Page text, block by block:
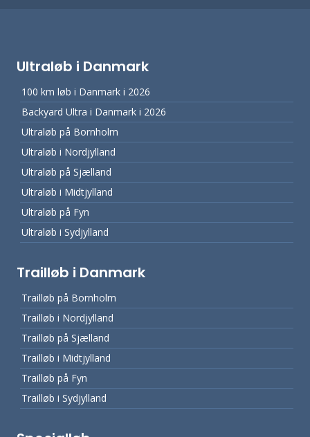
Ultraløb i Danmark
100 km løb i Danmark i 2026
Backyard Ultra i Danmark i 2026
Ultraløb på Bornholm
Ultraløb i Nordjylland
Ultraløb på Sjælland
Ultraløb i Midtjylland
Ultraløb på Fyn
Ultraløb i Sydjylland
Trailløb i Danmark
Trailløb på Bornholm
Trailløb i Nordjylland
Trailløb på Sjælland
Trailløb i Midtjylland
Trailløb på Fyn
Trailløb i Sydjylland